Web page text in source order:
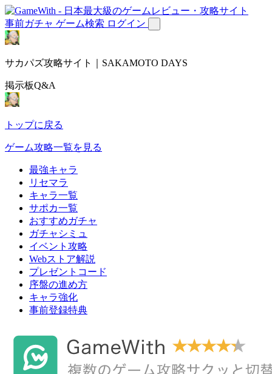
事前ガチャ ゲーム検索 ログイン
サカパズ攻略サイト｜SAKAMOTO DAYS
掲示板Q&A
トップに戻る
ゲーム攻略一覧を見る
最強キャラ
リセマラ
キャラ一覧
サポカ一覧
おすすめガチャ
ガチャシミュ
イベント攻略
Webストア解説
プレゼントコード
序盤の進め方
キャラ強化
事前登録特典